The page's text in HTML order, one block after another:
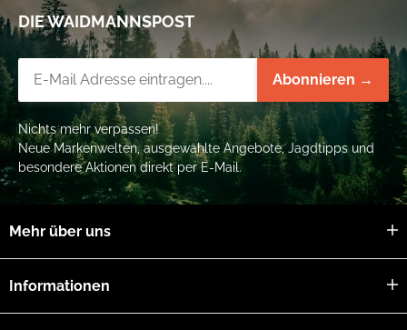
DIE WAIDMANNSPOST
Abonnieren →
Nichts mehr verpassen!
Neue Markenwelten, ausgewählte Angebote, Jagdtipps und
besondere Aktionen direkt per E-Mail.
Mehr über uns
Informationen